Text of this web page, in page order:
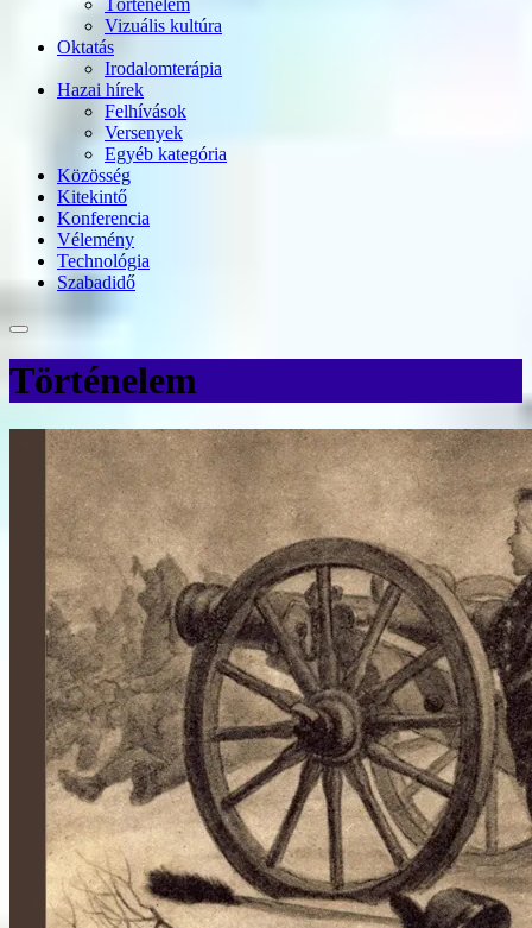
Történelem
Vizuális kultúra
Oktatás
Irodalomterápia
Hazai hírek
Felhívások
Versenyek
Egyéb kategória
Közösség
Kitekintő
Konferencia
Vélemény
Technológia
Szabadidő
Történelem